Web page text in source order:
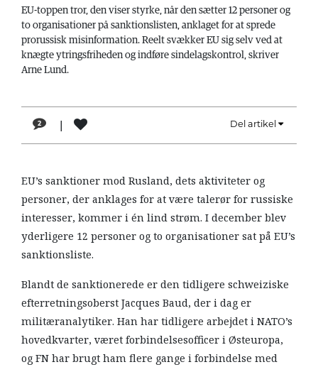
LÆSER
TIL
LÆSER
NAVNE
HISTORIE
TEORI
ARBEJDEREN
EU-toppen tror, den viser styrke, når den sætter 12 personer og
to organisationer på sanktionslisten, anklaget for at sprede
prorussisk misinformation. Reelt svækker EU sig selv ved at
knægte ytringsfriheden og indføre sindelagskontrol, skriver
Arne Lund.
2 | Del artikel
EU’s sanktioner mod Rusland, dets aktiviteter og
personer, der anklages for at være talerør for russiske
interesser, kommer i én lind strøm. I december blev
yderligere 12 personer og to organisationer sat på EU’s
sanktionsliste.
Blandt de sanktionerede er den tidligere schweiziske
efterretningsoberst Jacques Baud, der i dag er
militæranalytiker. Han har tidligere arbejdet i NATO’s
hovedkvarter, været forbindelsesofficer i Østeuropa,
og FN har brugt ham flere gange i forbindelse med